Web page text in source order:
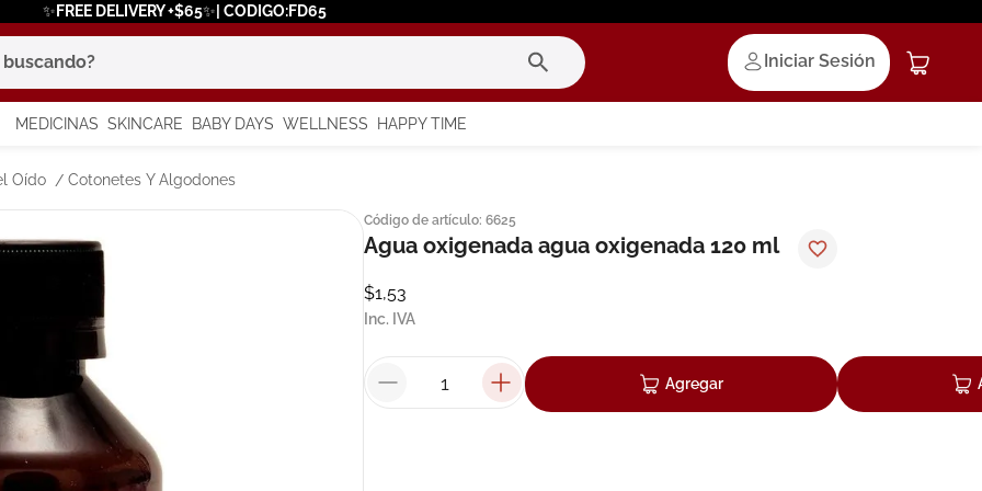
✨FREE DELIVERY +$65✨| CODIGO:FD65
Iniciar Sesión
MEDICINAS SKINCARE BABY DAYS WELLNESS HAPPY TIME
Oído Cotonetes Y Algodones
Código de artículo: 6625
Agua oxigenada agua oxigenada 120 ml
$1,53
Inc. IVA
Agregar
más buscados